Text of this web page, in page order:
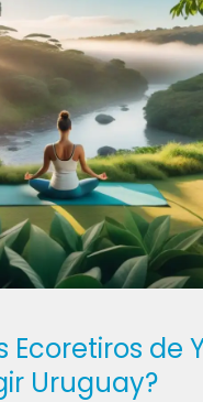
Ecoretiros de
Uruguay?